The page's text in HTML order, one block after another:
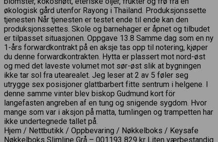
økologisk gård utenfor Rayong i Thailand. Produksjonssette
tjenesten Når tjenesten er testet ende til ende kan den
produksjonssettes. Skole og barnehager er åpnet og tilbudet
er tilpasset situasjonen. Oppgave 13.8 Samme dag som en ny
1-års forwardkontrakt på en aksje tas opp til notering, kjøper
du denne forwardkontrakten. Hytta er plassert mot nord-øst
og med det laveste volumet mot sør-øst slik at bygningen
ikke tar sol fra utearealet. Jeg leser at 2 av 5 føler seg
utrygge sex posisjoner glattbarbert fitte sentrum i helgene. I
denne samme vinter blev biskop Gudmund kort för
langefasten angreben af en tung og snigende sygdom. Hvor
mange som var i aksjon på matta, tumlingen og trampetten har
ikke undertegnede tallet på.
Hjem / Nettbutikk / Oppbevaring / Nøkkelboks / Keysafe
Nøkkelboks Slimline Grå – 001193 829 kr Liten værbestandig